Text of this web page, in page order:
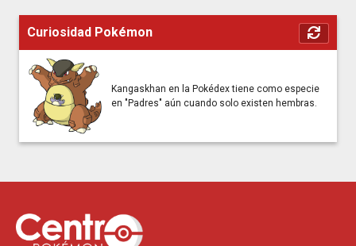
Curiosidad Pokémon
Kangaskhan en la Pokédex tiene como especie
en "Padres" aún cuando solo existen hembras.